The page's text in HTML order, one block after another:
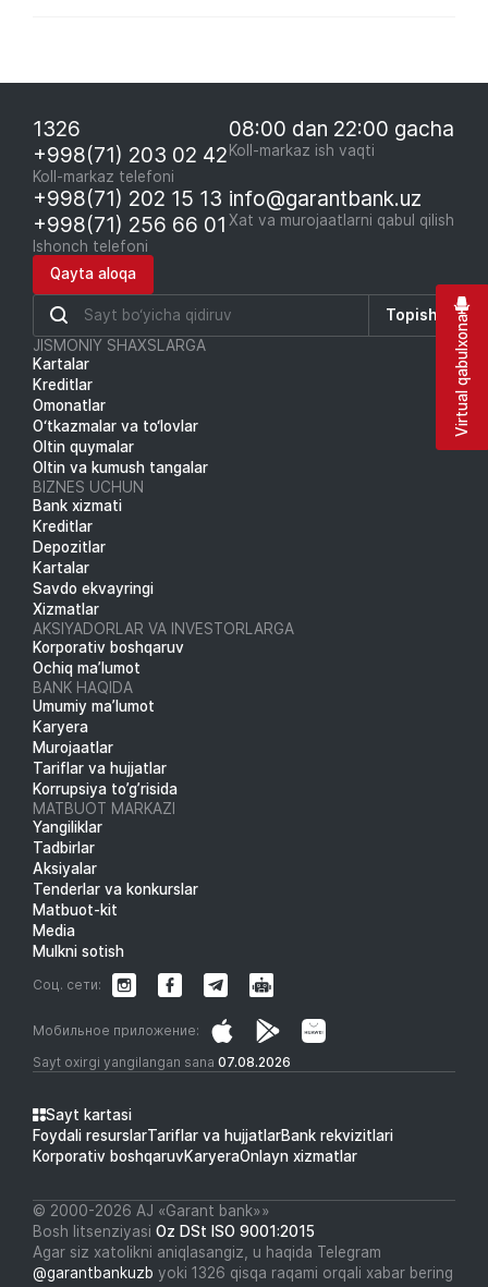
1326
+998(71) 203 02 42
Koll-markaz telefoni
08:00 dan 22:00 gacha
Koll-markaz ish vaqti
+998(71) 202 15 13
+998(71) 256 66 01
Ishonch telefoni
info@garantbank.uz
Xat va murojaatlarni qabul qilish
Qayta aloqa
Topish
JISMONIY SHAXSLARGA
Kartalar
Kreditlar
Omonatlar
O‘tkazmalar va to‘lovlar
Oltin quymalar
Oltin va kumush tangalar
BIZNES UCHUN
Bank xizmati
Kreditlar
Depozitlar
Kartalar
Savdo ekvayringi
Xizmatlar
AKSIYADORLAR VA INVESTORLARGA
Korporativ boshqaruv
Ochiq ma’lumot
BANK HAQIDA
Umumiy ma’lumot
Karyera
Murojaatlar
Tariflar va hujjatlar
Korrupsiya to’g’risida
MATBUOT MARKAZI
Yangiliklar
Tadbirlar
Aksiyalar
Tenderlar va konkurslar
Matbuot-kit
Media
Mulkni sotish
Sayt oxirgi yangilangan sana 07.08.2026
Мобильное приложение:
Соц. сети:
Sayt kartasi
Foydali resurslarTariflar va hujjatlarBank rekvizitlari
Korporativ boshqaruvKaryeraOnlayn xizmatlar
© 2000-2026 АJ «Garant bank»»
Bosh litsenziyasi Oz DSt ISO 9001:2015
Agar siz xatolikni aniqlasangiz, u haqida Telegram
@garantbankuzb yoki 1326 qisqa raqami orqali xabar bering
Virtual qabulxona